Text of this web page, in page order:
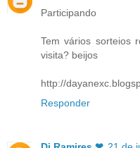
Participando
Tem vários sorteios
visita? beijos
http://
Responder